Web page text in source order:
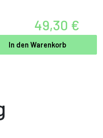
49,30 €
In den Warenkorb